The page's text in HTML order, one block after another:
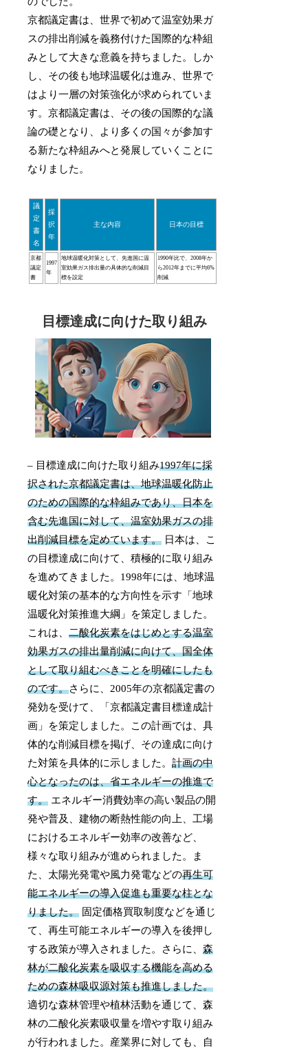
京都議定書は、世界で初めて温室効果ガ
スの排出削減を義務付けた国際的な枠組
みとして大きな意義を持ちました。しか
し、その後も地球温暖化は進み、世界で
はより一層の対策強化が求められていま
す。京都議定書は、その後の国際的な議
論の礎となり、より多くの国々が参加す
る新たな枠組みへと発展していくことに
なりました。
議
定
書
名
採
択
年
主な内容 日本の目標
京都
議定
書
1997
年
地球温暖化対策として、先進国に温
室効果ガス排出量の具体的な削減目
標を設定
1990年比で、2008年か
ら2012年までに平均6%
削減
目標達成に向けた取り組み
– 目標達成に向けた取り組み1997年に採
択された京都議定書は、地球温暖化防止
のための国際的な枠組みであり、日本を
含む先進国に対して、温室効果ガスの排
出削減目標を定めています。 日本は、こ
の目標達成に向けて、積極的に取り組み
を進めてきました。1998年には、地球温
暖化対策の基本的な方向性を示す「地球
温暖化対策推進大綱」を策定しました。
これは、二酸化炭素をはじめとする温室
効果ガスの排出量削減に向けて、国全体
として取り組むべきことを明確にしたも
のです。さらに、2005年の京都議定書の
発効を受けて、「京都議定書目標達成計
画」を策定しました。この計画では、具
体的な削減目標を掲げ、その達成に向け
た対策を具体的に示しました。計画の中
心となったのは、省エネルギーの推進で
す。 エネルギー消費効率の高い製品の開
発や普及、建物の断熱性能の向上、工場
におけるエネルギー効率の改善など、
様々な取り組みが進められました。ま
た、太陽光発電や風力発電などの再生可
能エネルギーの導入促進も重要な柱とな
りました。 固定価格買取制度などを通じ
て、再生可能エネルギーの導入を後押し
する政策が導入されました。さらに、森
林が二酸化炭素を吸収する機能を高める
ための森林吸収源対策も推進しました。
適切な森林管理や植林活動を通じて、森
林の二酸化炭素吸収量を増やす取り組み
が行われました。産業界に対しても、自